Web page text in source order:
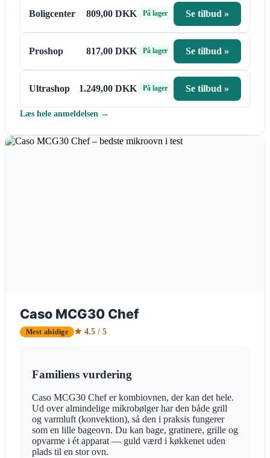
Boligcenter 809,00 DKK På lager Se tilbud »
Proshop 817,00 DKK På lager Se tilbud »
Ultrashop 1.249,00 DKK På lager Se tilbud »
Læs hele anmeldelsen →
Caso MCG30 Chef
Mest alsidige ★ 4.5 / 5
Familiens vurdering
Caso MCG30 Chef er kombiovnen, der kan det hele.
Ud over almindelige mikrobølger har den både grill
og varmluft (konvektion), så den i praksis fungerer
som en lille bageovn. Du kan bage, gratinere, grille og
opvarme i ét apparat — guld værd i køkkenet uden
plads til en stor ovn.